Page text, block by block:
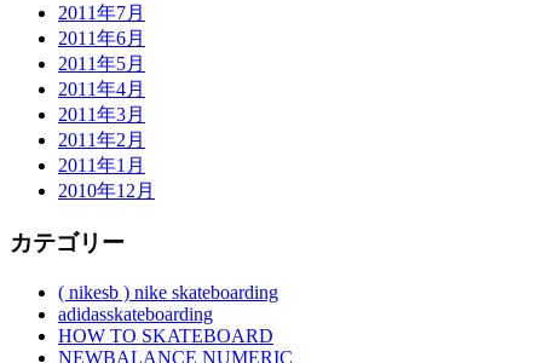
2011年7月
2011年6月
2011年5月
2011年4月
2011年3月
2011年2月
2011年1月
2010年12月
カテゴリー
( nikesb ) nike skateboarding
adidasskateboarding
HOW TO SKATEBOARD
NEWBALANCE NUMERIC